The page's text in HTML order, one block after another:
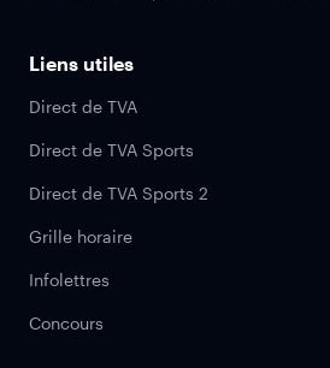
Liens utiles
Direct de TVA
Direct de TVA Sports
Direct de TVA Sports 2
Grille horaire
Infolettres
Concours